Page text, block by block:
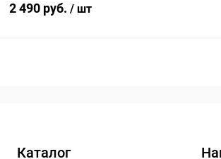
2 490 руб. / шт
Каталог